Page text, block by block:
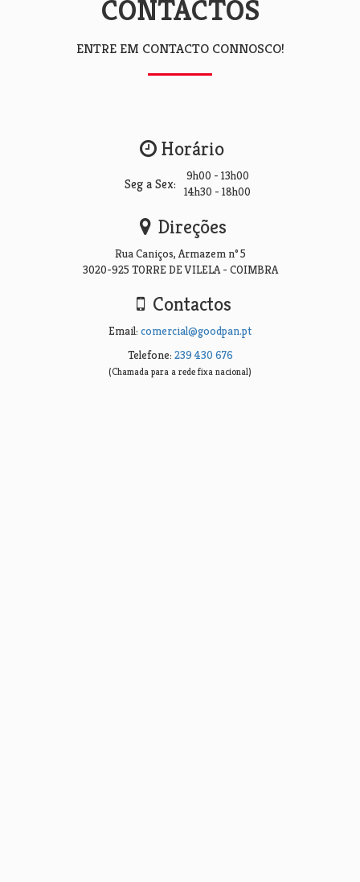
CONTACTOS
ENTRE EM CONTACTO CONNOSCO!
Horário
Seg a Sex:
9h00 - 13h00
14h30 - 18h00
Direções
Rua Caniços, Armazem nº 5
3020-925 TORRE DE VILELA - COIMBRA
Contactos
Email: comercial@goodpan.pt
Telefone: 239 430 676
(Chamada para a rede fixa nacional)